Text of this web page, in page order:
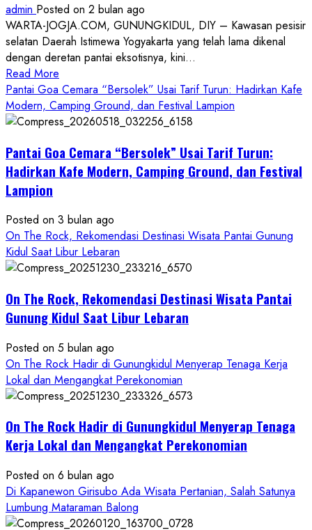
admin Posted on 2 bulan ago
WARTA-JOGJA.COM, GUNUNGKIDUL, DIY – Kawasan pesisir
selatan Daerah Istimewa Yogyakarta yang telah lama dikenal
dengan deretan pantai eksotisnya, kini...
Read More
more
about
ON
ROCK
Gunungkidul
Baru,
Padukan
Keindahan
Alam
Wisata
Kekinian
Pantai Goa Cemara “Bersolek” Usai Tarif Turun: Hadirkan Kafe
Modern, Camping Ground, dan Festival Lampion
Pantai Goa Cemara “Bersolek” Usai Tarif Turun:
Hadirkan Kafe Modern, Camping Ground, dan Festival
Lampion
Posted on 3 bulan ago
On The Rock, Rekomendasi Destinasi Wisata Pantai Gunung
Kidul Saat Libur Lebaran
On The Rock, Rekomendasi Destinasi Wisata Pantai
Gunung Kidul Saat Libur Lebaran
Posted on 5 bulan ago
On The Rock Hadir di Gunungkidul Menyerap Tenaga Kerja
Lokal dan Mengangkat Perekonomian
On The Rock Hadir di Gunungkidul Menyerap Tenaga
Kerja Lokal dan Mengangkat Perekonomian
Posted on 6 bulan ago
Di Kapanewon Girisubo Ada Wisata Pertanian, Salah Satunya
Lumbung Mataraman Balong